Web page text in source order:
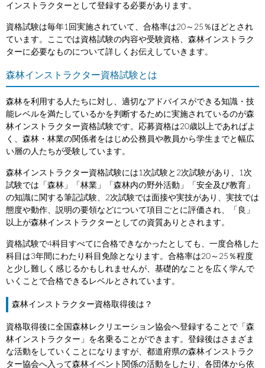
インストラクターとして登録する必要があります。
資格試験は毎年1回実施されていて、合格率は20～25％ほどとされ
ています。ここでは資格試験の内容や受験資格、森林インストラク
ターに必要なものについて詳しくお伝えしていきます。
森林インストラクター資格試験とは
森林を利用する人たちに対し、適切なアドバイスができる知識・技
能レベルを満たしているかを判断するために実施されているのが森
林インストラクター資格試験です。応募資格は20歳以上であればよ
く、森林・林業の関係者をはじめ公務員や教員から学生までと幅広
い層の人たちが受験しています。
森林インストラクター資格試験には1次試験と2次試験があり、1次
試験では「森林」「林業」「森林内の野外活動」「安全及び教育」
の知識に関する筆記試験、2次試験では面接や実技があり、実技では
態度や動作、説明の要領などについて項目ごとに評価され、「良」
以上が森林インストラクターとしての資質ありとされます。
資格試験で4科目すべてに合格できなかったとしても、一度合格した
科目は3年間にわたり科目免除となります。合格率は20～25％程度
と少し難しく感じるかもしれませんが、基礎的なことを広く学んで
いくことで合格できるレベルとされています。
森林インストラクター資格取得後は？
資格取得後に全国森林レクリエーション協会へ登録することで「森
林インストラクター」を名乗ることができます。登録後はさまざま
な活動をしていくことになりますが、都道府県の森林インストラク
ター協会へ入って森林イベント関係の活動をしたり、各団体から依